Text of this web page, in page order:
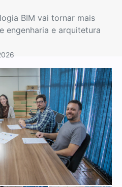
BIM vai tornar mais
engenharia e arquitetura